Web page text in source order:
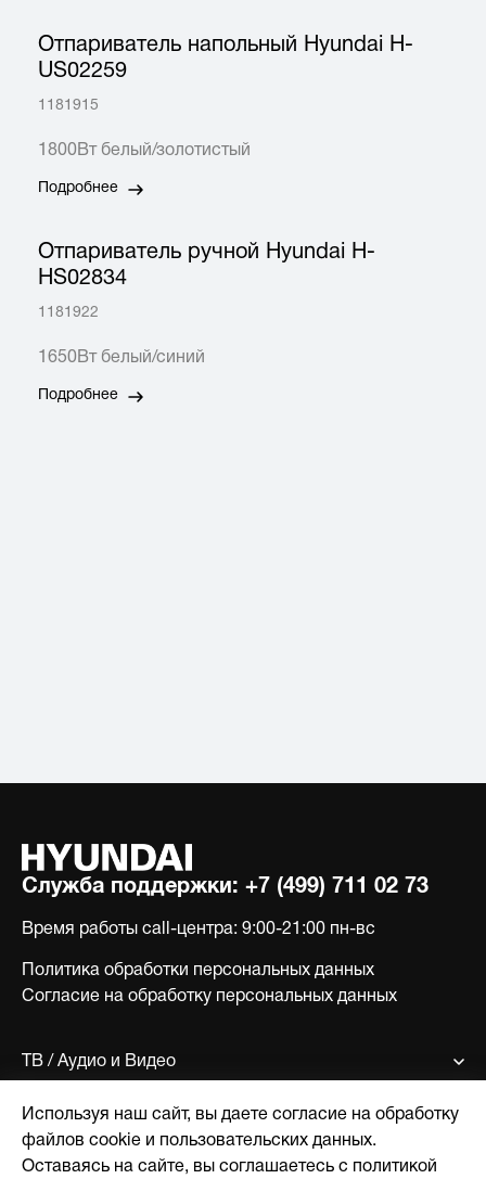
Отпариватель напольный Hyundai H-
US02259
1181915
1800Вт белый/золотистый
Подробнее
Отпариватель ручной Hyundai H-
HS02834
1181922
1650Вт белый/синий
Подробнее
Служба поддержки: +7 (499) 711 02 73
Время работы call-центра: 9:00-21:00 пн-вс
Политика обработки персональных данных
Согласие на обработку персональных данных
ТВ / Аудио и Видео
Бытовая техника
Используя наш сайт, вы даете согласие на обработку
файлов cookie и пользовательских данных.
Оставаясь на сайте, вы соглашаетесь с политикой